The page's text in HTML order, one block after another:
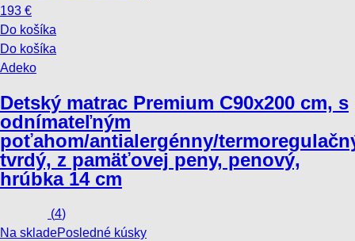
193 €
Do košíka
Do košíka
Adeko
Detský matrac Premium C90x200 cm, s
odnímateľným
poťahom/antialergénny/
tvrdý, z pamäťovej peny, penový,
hrúbka 14 cm
(4)
Na skladePosledné kúsky